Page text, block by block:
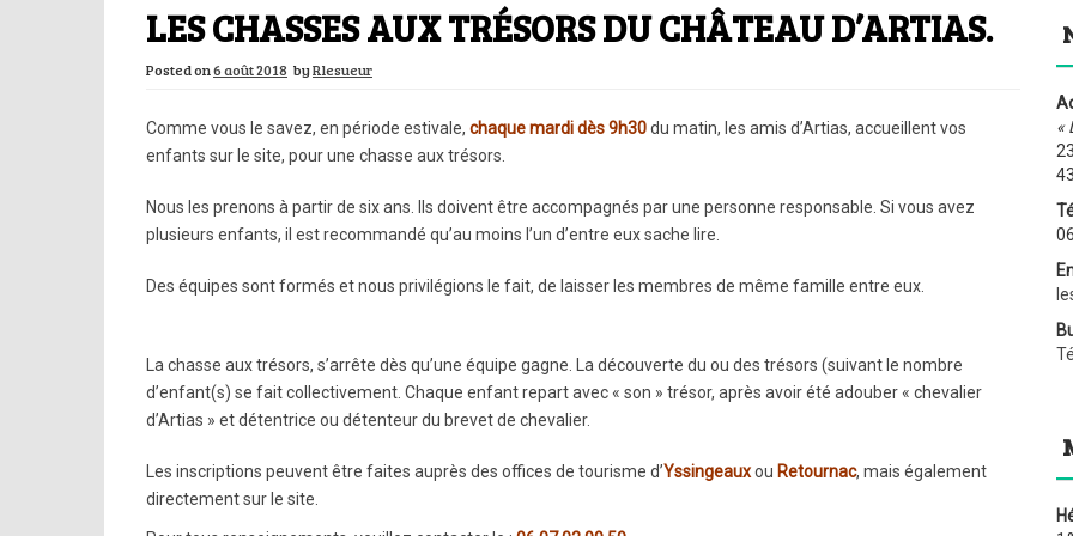
LES CHASSES AUX TRÉSORS DU CHÂTEAU D’ARTIAS.
Posted on6 août 2018 byRlesueur
Comme vous le savez, en période estivale, chaque mardi dès 9h30du matin, les amis d’Artias, accueillent vos
enfants sur le site, pour une chasse aux trésors.
Nous les prenons à partir de six ans. Ils doivent être accompagnés par une personne responsable. Si vous avez
plusieurs enfants, il est recommandé qu’au moins l’un d’entre eux sache lire.
Des équipes sont formés et nous privilégions le fait, de laisser les membres de même famille entre eux.
La chasse aux trésors, s’arrête dès qu’une équipe gagne. La découverte du ou des trésors (suivant le nombre
d’enfant(s) se fait collectivement. Chaque enfant repart avec « son » trésor, après avoir été adouber « chevalier
d’Artias » et détentrice ou détenteur du brevet de chevalier.
Les inscriptions peuvent être faites auprès des offices de tourisme d’Yssingeauxou Retournac, mais également
directement sur le site.
«